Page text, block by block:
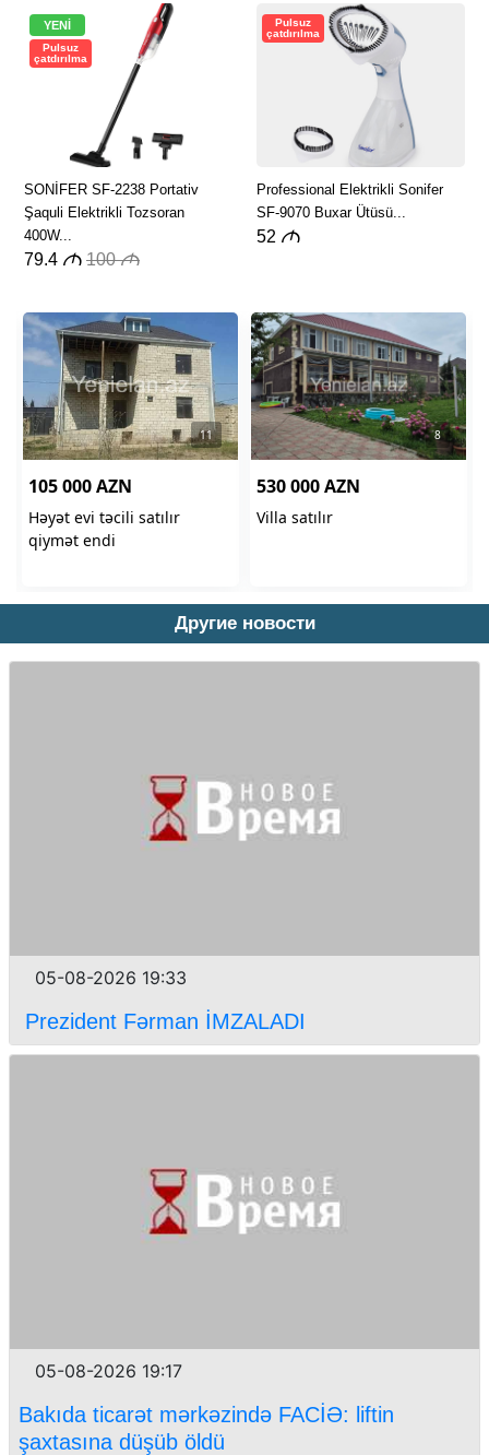
Другие новости
05-08-2026 19:33
Prezident Fərman İMZALADI
05-08-2026 19:17
Bakıda ticarət mərkəzində FACİƏ: liftin
şaxtasına düşüb öldü